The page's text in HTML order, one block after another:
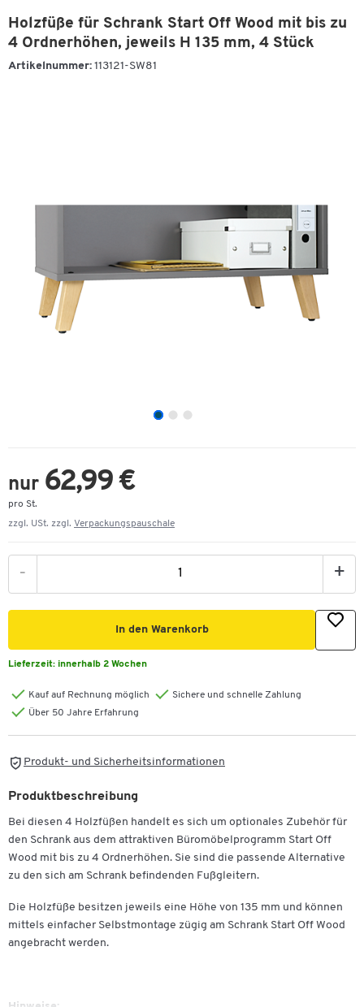
Holzfüße für Schrank Start Off Wood mit bis zu
4 Ordnerhöhen, jeweils H 135 mm, 4 Stück
Artikelnummer: 113121-SW81
nur 62,99 €
pro St.
zzgl. USt. zzgl. Verpackungspauschale
- +
In den Warenkorb
Lieferzeit: innerhalb 2 Wochen
Kauf auf Rechnung möglich
Sichere und schnelle Zahlung
Über 50 Jahre Erfahrung
Produkt- und Sicherheitsinformationen
Produktbeschreibung
Bei diesen 4 Holzfüßen handelt es sich um optionales Zubehör für
den Schrank aus dem attraktiven Büromöbelprogramm Start Off
Wood mit bis zu 4 Ordnerhöhen. Sie sind die passende Alternative
zu den sich am Schrank befindenden Fußgleitern.
Die Holzfüße besitzen jeweils eine Höhe von 135 mm und können
mittels einfacher Selbstmontage zügig am Schrank Start Off Wood
angebracht werden.